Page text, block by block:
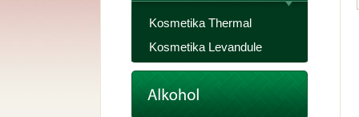
Kosmetika Thermal
Kosmetika Levandule